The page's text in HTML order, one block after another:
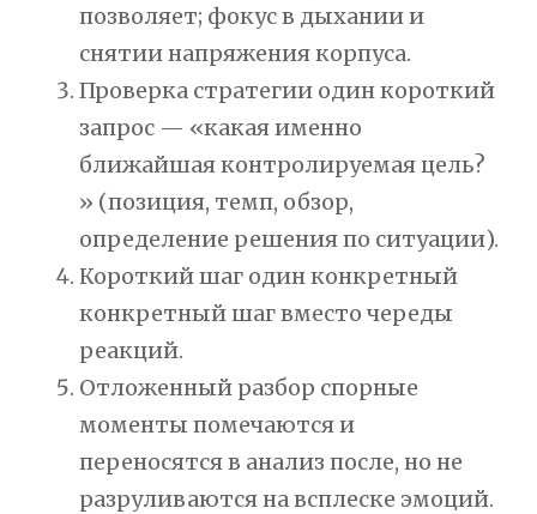
позволяет; фокус в дыхании и
снятии напряжения корпуса.
Проверка стратегии один короткий
запрос — «какая именно
ближайшая контролируемая цель?
» (позиция, темп, обзор,
определение решения по ситуации).
Короткий шаг один конкретный
конкретный шаг вместо череды
реакций.
Отложенный разбор спорные
моменты помечаются и
переносятся в анализ после, но не
разруливаются на всплеске эмоций.